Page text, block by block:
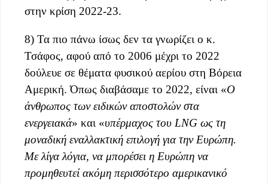
στην κρίση 2022-23.
8) Τα πιο πάνω ίσως δεν τα γνωρίζει ο κ.
Τσάφος, αφού από το 2006 μέχρι το 2022
δούλευε σε θέματα φυσικού αερίου στη Βόρεια
Αμερική. Όπως διαβάσαμε το 2022, είναι «Ο
άνθρωπος των ειδικών αποστολών στα
ενεργειακά» και «υπέρμαχος του LNG ως τη
μοναδική εναλλακτική επιλογή για την Ευρώπη.
Με λίγα λόγια, να μπορέσει η Ευρώπη να
προμηθευτεί ακόμη περισσότερο αμερικανικό